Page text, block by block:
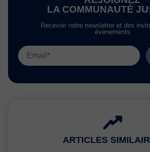
LA COMMUNAUTÉ
Recevoir notre newsletter et des
évènements
ARTICLES